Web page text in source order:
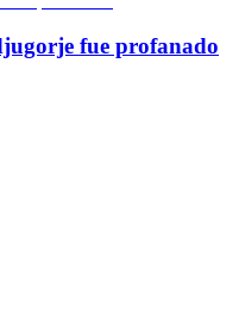
fue profanado